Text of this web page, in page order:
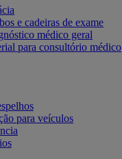
e cadeiras de exame
médico geral
para consultório médico
para veículos